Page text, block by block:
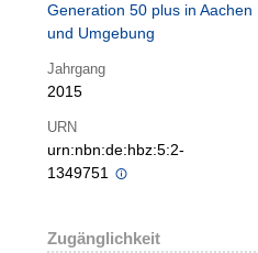
Generation 50 plus in Aachen
und Umgebung
Jahrgang
2015
URN
urn:nbn:de:hbz:5:2-
1349751
Zugänglichkeit